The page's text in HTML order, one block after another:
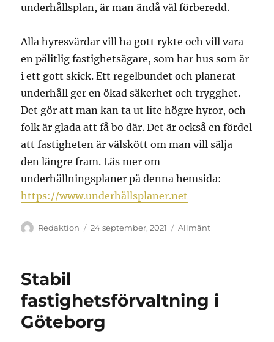
underhållsplan, är man ändå väl förberedd.
Alla hyresvärdar vill ha gott rykte och vill vara
en pålitlig fastighetsägare, som har hus som är
i ett gott skick. Ett regelbundet och planerat
underhåll ger en ökad säkerhet och trygghet.
Det gör att man kan ta ut lite högre hyror, och
folk är glada att få bo där. Det är också en fördel
att fastigheten är välskött om man vill sälja
den längre fram. Läs mer om
underhållningsplaner på denna hemsida:
https://www.underhållsplaner.net
Författare
Redaktion
Publicerat
24 september, 2021 Kategorier
Allmänt
Stabil
fastighetsförvaltning i
Göteborg